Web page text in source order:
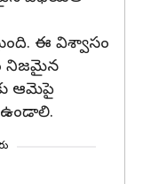
ఈ విశ్వాసం
నిజమైన
ఆమెపై